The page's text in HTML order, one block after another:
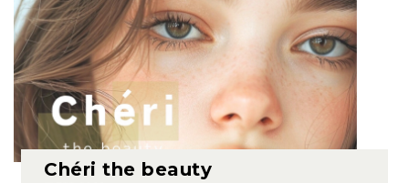
Chéri the beauty